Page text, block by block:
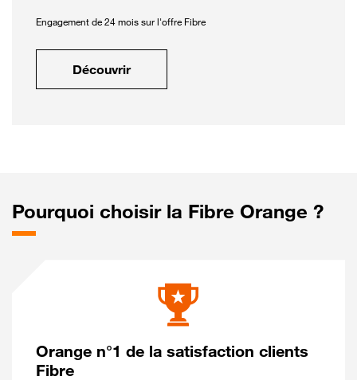
Engagement de 24 mois sur l'offre Fibre
Découvrir
Pourquoi choisir la Fibre Orange ?
Orange n°1 de la satisfaction clients
Fibre